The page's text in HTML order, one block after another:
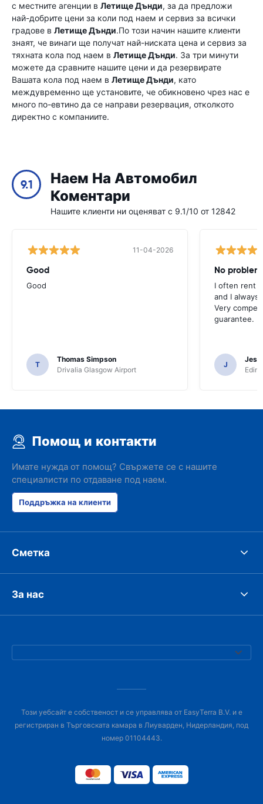
с местните агенции в Летище Дънди, за да предложи
най-добрите цени за коли под наем и сервиз за всички
градове в Летище Дънди.По този начин нашите клиенти
знаят, че винаги ще получат най-ниската цена и сервиз за
тяхната кола под наем в Летище Дънди. За три минути
можете да сравните нашите цени и да резервирате
Вашата кола под наем в Летище Дънди, като
междувременно ще установите, че обикновено чрез нас е
много по-евтино да се направи резервация, отколкото
директно с компаниите.
9.1
Наем На Автомобил
Коментари
Нашите клиенти ни оценяват с 9.1/10 от 12842
11-04-2026
Good
Good
T
Thomas Simpson
Drivalia Glasgow Airport
No problem
I often rent
and I always
Very
guarantee.
J
Помощ и контакти
Имате нужда от помощ? Свържете се с нашите
специалисти по отдаване под наем.
Поддръжка на клиенти
Сметка
За нас
Този уебсайт е собственост и се управлява от EasyTerra B.V. и е
регистриран в Търговската камара в Лиуварден, Нидерландия, под
номер 01104443.